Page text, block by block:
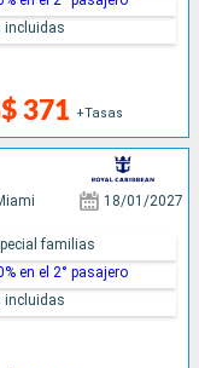
371 +Tasas
incluidas
18/01/2027
familias
en el 2° pasajero
incluidas